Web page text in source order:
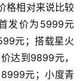
格相对来说比较
发价为5999元
元；搭载星火
达到9899元，
元；小度青